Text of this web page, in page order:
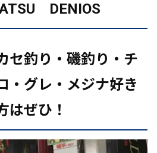
DENIOS
セ釣り・磯釣り・チ
・グレ・メジナ好き
はぜひ！